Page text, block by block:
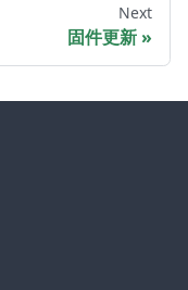
Next
固件更新